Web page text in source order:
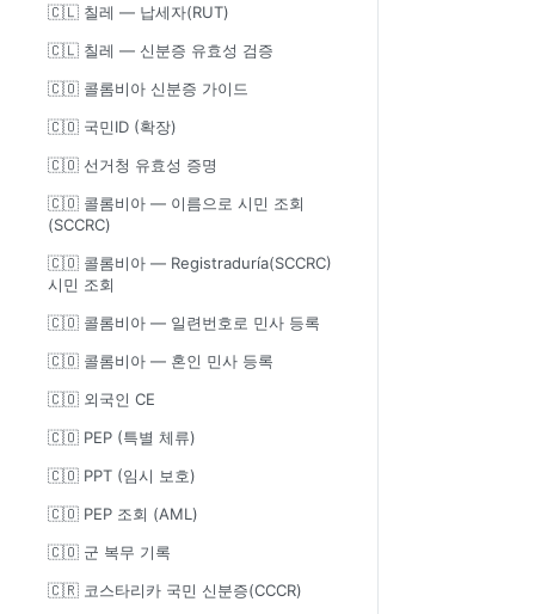
🇨🇱 칠레 — 납세자(RUT)
🇨🇱 칠레 — 신분증 유효성 검증
🇨🇴 콜롬비아 신분증 가이드
🇨🇴 국민ID (확장)
🇨🇴 선거청 유효성 증명
🇨🇴 콜롬비아 — 이름으로 시민 조회
(SCCRC)
🇨🇴 콜롬비아 — Registraduría(SCCRC)
시민 조회
🇨🇴 콜롬비아 — 일련번호로 민사 등록
🇨🇴 콜롬비아 — 혼인 민사 등록
🇨🇴 외국인 CE
🇨🇴 PEP (특별 체류)
🇨🇴 PPT (임시 보호)
🇨🇴 PEP 조회 (AML)
🇨🇴 군 복무 기록
🇨🇷 코스타리카 국민 신분증(CCCR)